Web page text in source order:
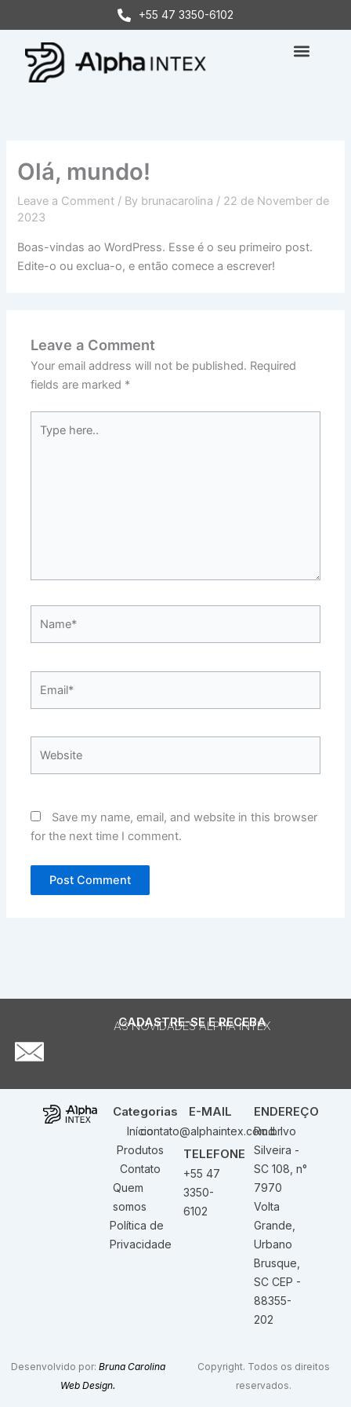
to
content
+55 47 3350-6102
Olá, mundo!
Leave a Comment / By brunacarolina / 22 de November de
2023
Boas-vindas ao WordPress. Esse é o seu primeiro post.
Edite-o ou exclua-o, e então comece a escrever!
Leave a Comment
Your email address will not be published. Required
fields are marked *
here..
Save my name, email, and website in this browser
for the next time I comment.
CADASTRE-SE E RECEBA
AS NOVIDADES ALPHA INTEX
Categorias
Início
Produtos
Contato
Quem
somos
Política de
Privacidade
E-MAIL
contato@alphaintex.com.br
TELEFONE
+55 47
3350-
6102
ENDEREÇO
Rod. Ivo
Silveira -
SC 108, n°
7970
Volta
Grande,
Urbano
Brusque,
SC CEP -
88355-
202
Desenvolvido por: Bruna Carolina
Web Design.
Copyright. Todos os direitos
reservados.